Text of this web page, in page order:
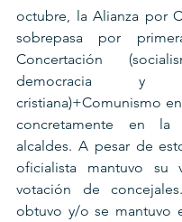
octubre, la Alianza por
sobrepasa por
Concertación
democracia y
cristiana)+Comunismo
concretamente en la
alcaldes. A pesar de
oficialista mantuvo su
votación de
obtuvo y/o se mantuvo